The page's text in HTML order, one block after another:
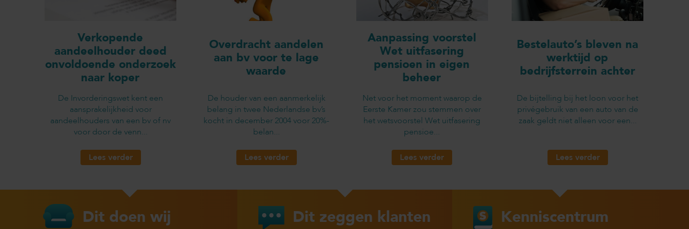
Verkopende
aandeelhouder deed
onvoldoende onderzoek
naar koper
De Invorderingswet kent een
aansprakelijkheid voor
aandeelhouders van een bv of nv
voor door de venn...
Lees verder
Overdracht aandelen
aan bv voor te lage
waarde
De houder van een aanmerkelijk
belang in twee Nederlandse bv’s
kocht in december 2004 voor 20%-
belan...
Lees verder
Aanpassing voorstel
Wet uitfasering
pensioen in eigen
beheer
Net voor het moment waarop de
Eerste Kamer zou stemmen over
het wetsvoorstel Wet uitfasering
pensioe...
Lees verder
Bestelauto’s bleven na
werktijd op
bedrijfsterrein achter
De bijtelling bij het loon voor het
privégebruik van een auto van de
zaak geldt niet alleen voor een...
Lees verder
Dit doen wij Dit zeggen klanten Kenniscentrum